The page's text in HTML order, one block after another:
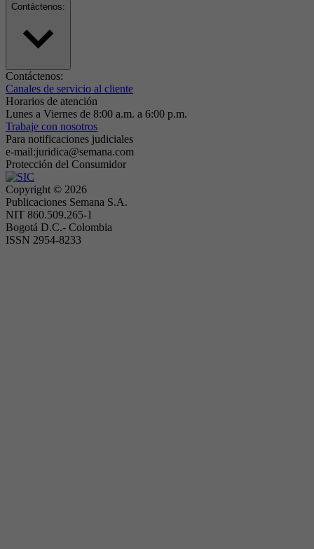
Contáctenos:
Contáctenos:
Canales de servicio al cliente
Horarios de atención
Lunes a Viernes de 8:00 a.m. a 6:00 p.m.
Trabaje con nosotros
Para notificaciones judiciales
e-mail:juridica@semana.com
Protección del Consumidor
Copyright © 2026
Publicaciones Semana S.A.
NIT 860.509.265-1
Bogotá D.C.- Colombia
ISSN 2954-8233